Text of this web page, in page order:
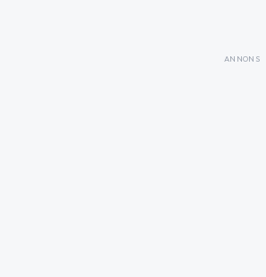
ANNONS